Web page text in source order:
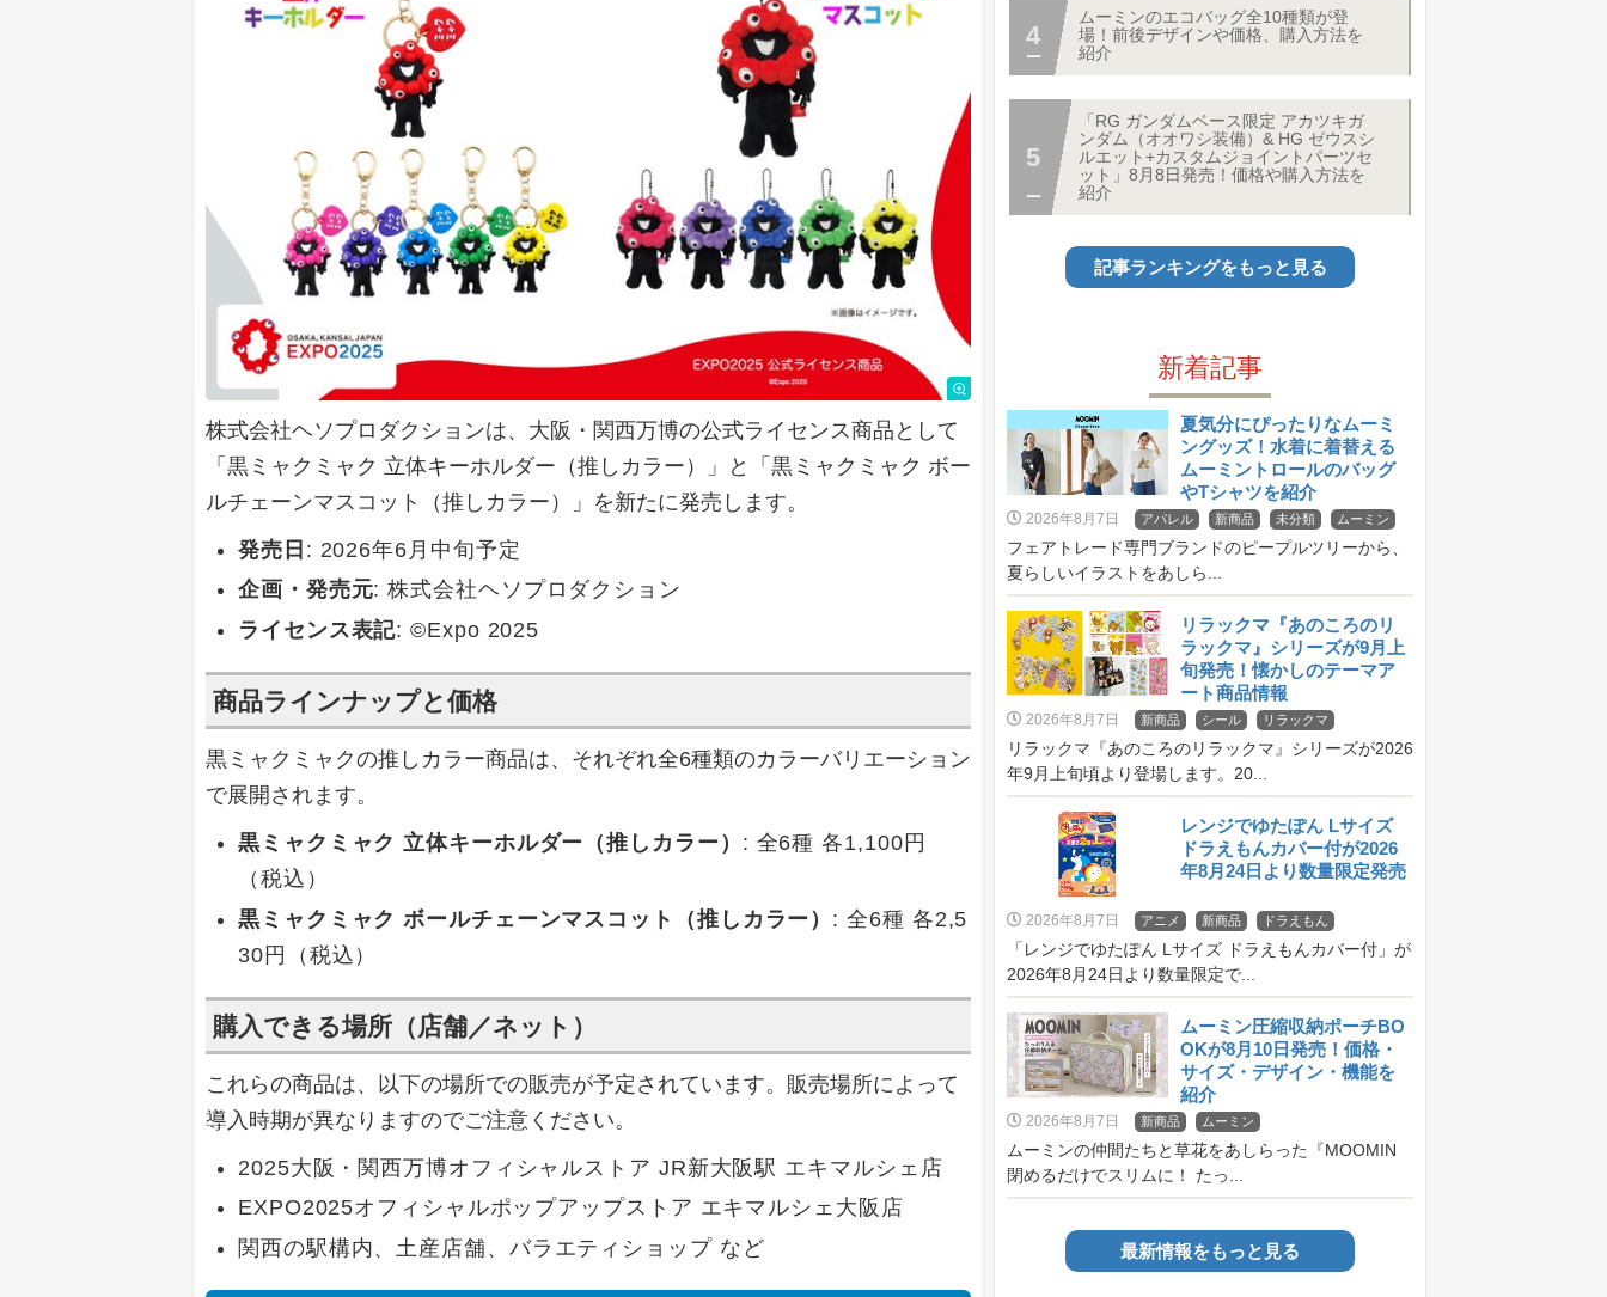
株式会社ヘソプロダクションは、大阪・関西万博の公式ライセンス商品として
「黒ミャクミャク 立体キーホルダー（推しカラー）」と「黒ミャクミャク ボー
ルチェーンマスコット（推しカラー）」を新たに発売します。
発売日 : 2026年6月中旬予定
企画・発売元: 株式会社ヘソプロダクション
ライセンス表記: ©Expo 2025
商品ラインナップと価格
黒ミャクミャクの推しカラー商品は、それぞれ全6種類のカラーバリエーション
で展開されます。
黒ミャクミャク 立体キーホルダー（推しカラー） : 全6種 各1,100円
（税込）
黒ミャクミャク ボールチェーンマスコット（推しカラー） : 全6種 各2,5
30円（税込）
購入できる場所（店舗／ネット）
これらの商品は、以下の場所での販売が予定されています。販売場所によって
導入時期が異なりますのでご注意ください。
2025大阪・関西万博オフィシャルストア JR新大阪駅 エキマルシェ店
EXPO2025オフィシャルポップアップストア エキマルシェ大阪店
関西の駅構内、土産店舗、バラエティショップ など
ムーミンのエコバッグ全10種類が登
場！前後デザインや価格、購入方法を
紹介
「RG ガンダムベース限定 アカツキガ
ンダム（オオワシ装備）& HG ゼウスシ
ルエット+カスタムジョイントパーツセ
ット」8月8日発売！価格や購入方法を
紹介
記事ランキングをもっと見る
新着記事
夏気分にぴったりなムーミ
ングッズ！水着に着替える
ムーミントロールのバッグ
やTシャツを紹介
2026年8月7日 アパレル 新商品 未分類 ムーミン
フェアトレード専門ブランドのピープルツリーから、
夏らしいイラストをあしら...
リラックマ『あのころのリ
ラックマ』シリーズが9月上
旬発売！懐かしのテーマア
ート商品情報
2026年8月7日 新商品 シール リラックマ
リラックマ『あのころのリラックマ』シリーズが2026
年9月上旬頃より登場します。20...
レンジでゆたぽん Lサイズ
ドラえもんカバー付が2026
年8月24日より数量限定発売
2026年8月7日 アニメ 新商品 ドラえもん
「レンジでゆたぽん Lサイズ ドラえもんカバー付」が
2026年8月24日より数量限定で...
ムーミン圧縮収納ポーチBO
OKが8月10日発売！価格・
サイズ・デザイン・機能を
紹介
2026年8月7日 新商品 ムーミン
ムーミンの仲間たちと草花をあしらった『MOOMIN
閉めるだけでスリムに！ たっ...
最新情報をもっと見る